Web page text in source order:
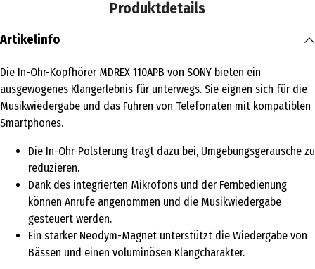
Produktdetails
Artikelinfo
Die In-Ohr-Kopfhörer MDREX 110APB von SONY bieten ein
ausgewogenes Klangerlebnis für unterwegs. Sie eignen sich für die
Musikwiedergabe und das Führen von Telefonaten mit kompatiblen
Smartphones.
Die In-Ohr-Polsterung trägt dazu bei, Umgebungsgeräusche zu
reduzieren.
Dank des integrierten Mikrofons und der Fernbedienung
können Anrufe angenommen und die Musikwiedergabe
gesteuert werden.
Ein starker Neodym-Magnet unterstützt die Wiedergabe von
Bässen und einen voluminösen Klangcharakter.